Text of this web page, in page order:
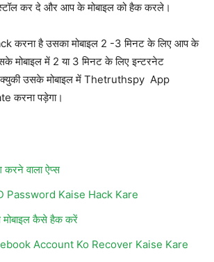
कर दे और आप के मोबाइल को हैक करले।
करना है उसका मोबाइल 2 -3 मिनट के लिए आप के
मोबाइल में 2 या 3 मिनट के लिए इन्टरनेट
उसके मोबाइल में Thetruthspy App
करना पड़ेगा।
करने वाला ऐप्स
Password Kaise Hack Kare
कैसे हैक करें
Account Ko Recover Kaise Kare